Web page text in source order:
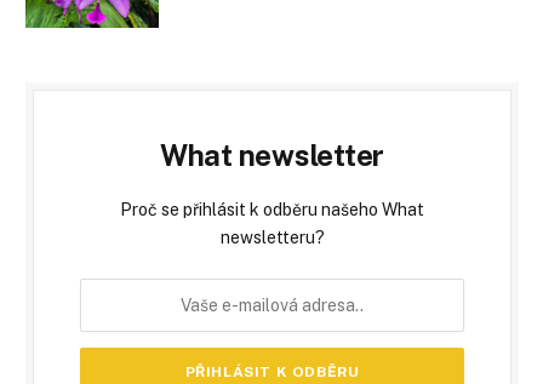
What newsletter
Proč se přihlásit k odběru našeho What
newsletteru?